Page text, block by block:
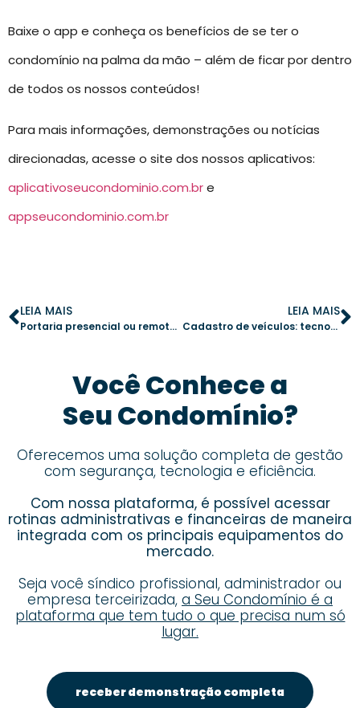
Baixe o app e conheça os benefícios de se ter o
condomínio na palma da mão – além de ficar por dentro
de todos os nossos conteúdos!
Para mais informações, demonstrações ou notícias
direcionadas, acesse o site dos nossos aplicativos:
aplicativoseucondominio.com.bre
appseucondominio.com.br
LEIA MAIS
Portaria presencial ou remota: qual a melhor opção para seu condomínio?
LEIA MAIS
Cadastro de veículos: tecnologia como aliada para um controle seguro
Você Conhece a
Seu Condomínio?
Oferecemos uma solução completa de gestão
com segurança, tecnologia e eficiência.
Com nossa plataforma, é possível acessar
rotinas administrativas e financeiras de maneira
integrada com os principais equipamentos do
mercado.
Seja você síndico profissional, administrador ou
empresa terceirizada, a Seu Condomínio é a
plataforma que tem tudo o que precisa num só
lugar.
receber demonstração completa